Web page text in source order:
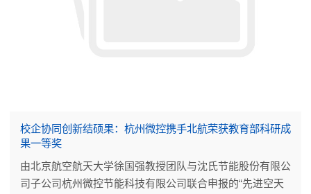
校企协同创新结硕果：杭州微控携手北航荣获教育部科研成
果一等奖
由北京航空航天大学徐国强教授团队与沈氏节能股份有限公
司子公司杭州微控节能科技有限公司联合申报的“先进空天